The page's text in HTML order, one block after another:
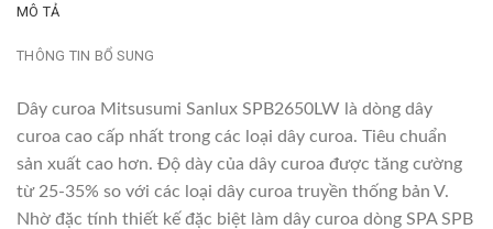
MÔ TẢ
THÔNG TIN BỔ SUNG
Dây curoa Mitsusumi Sanlux SPB2650LW là dòng dây
curoa cao cấp nhất trong các loại dây curoa. Tiêu chuẩn
sản xuất cao hơn. Độ dày của dây curoa được tăng cường
từ 25-35% so với các loại dây curoa truyền thống bản V.
Nhờ đặc tính thiết kế đặc biệt làm dây curoa dòng SPA SPB